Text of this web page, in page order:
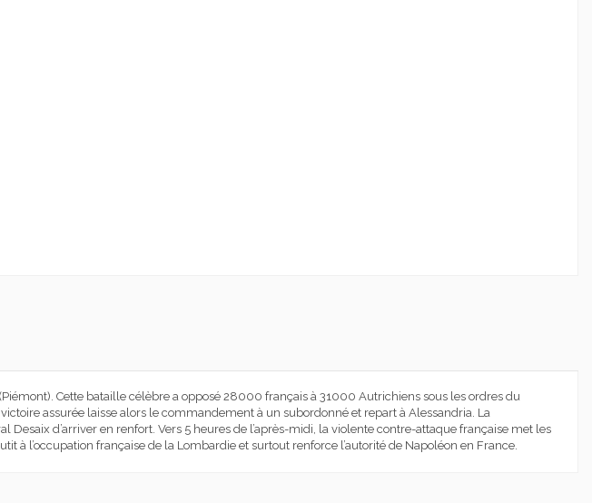
Cette bataille célèbre a opposé 28000 français à 31000 Autrichiens sous les ordres du
assurée laisse alors le commandement à un subordonné et repart à Alessandria. La
d’arriver en renfort. Vers 5 heures de l’après-midi, la violente contre-attaque française met les
à l’occupation française de la Lombardie et surtout renforce l’autorité de Napoléon en France.